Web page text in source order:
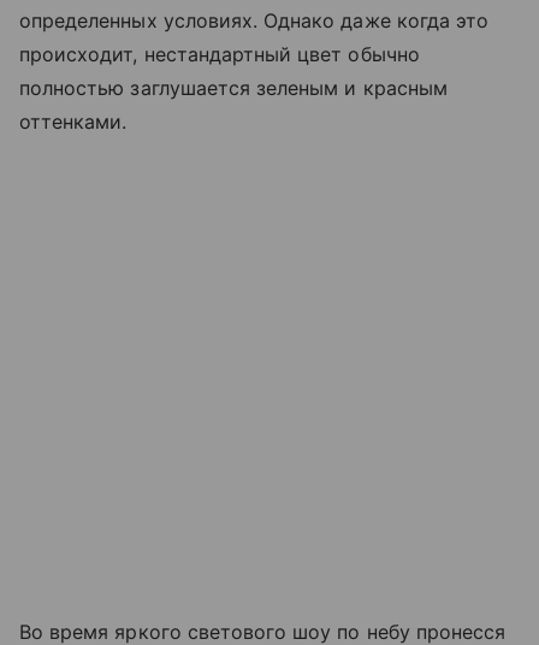
определенных условиях. Однако даже когда это
происходит, нестандартный цвет обычно
полностью заглушается зеленым и красным
оттенками.
Во время яркого светового шоу по небу пронесся